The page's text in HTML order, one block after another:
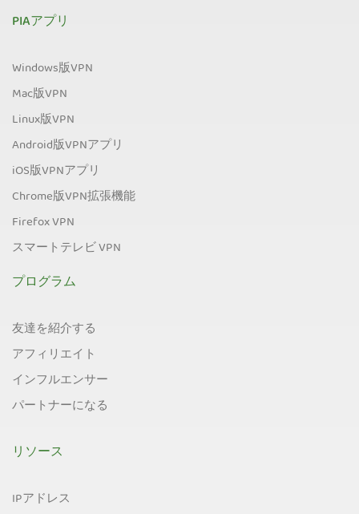
PIAアプリ
Windows版VPN
Mac版VPN
Linux版VPN
Android版VPNアプリ
iOS版VPNアプリ
Chrome版VPN拡張機能
Firefox VPN
スマートテレビ VPN
プログラム
友達を紹介する
アフィリエイト
インフルエンサー
パートナーになる
リソース
IPアドレス